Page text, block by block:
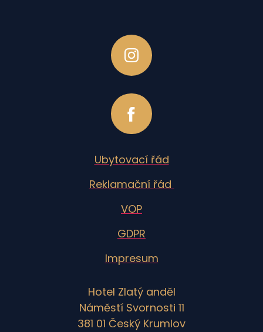
Ubytovací řád
Reklamační řád
VOP
GDPR
Impresum
Hotel Zlatý anděl
Náměstí Svornosti 11
381 01 Český Krumlov